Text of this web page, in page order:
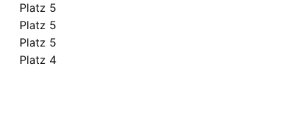
Platz 5
Platz 5
Platz 5
Platz 4